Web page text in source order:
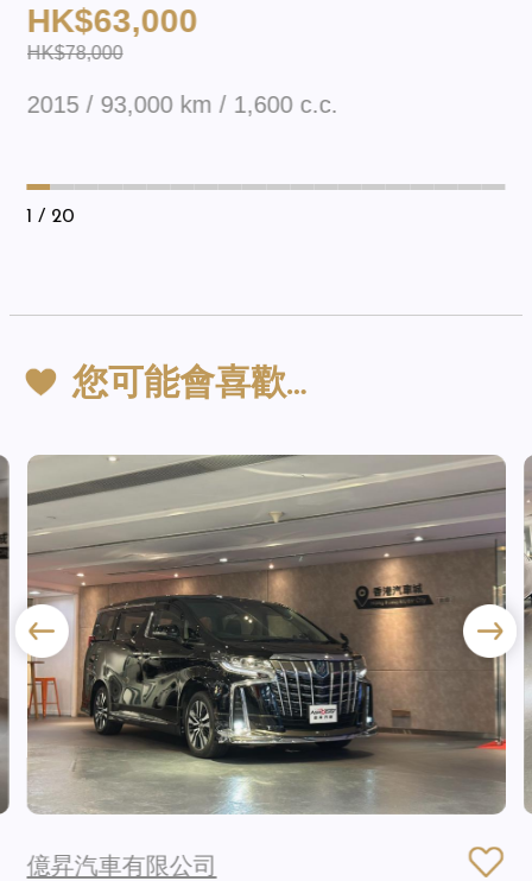
HK$63,000
HK$78,000
2015 / 93,000 km / 1,600 c.c.
1 / 20
您可能會喜歡…
億昇汽車有限公司